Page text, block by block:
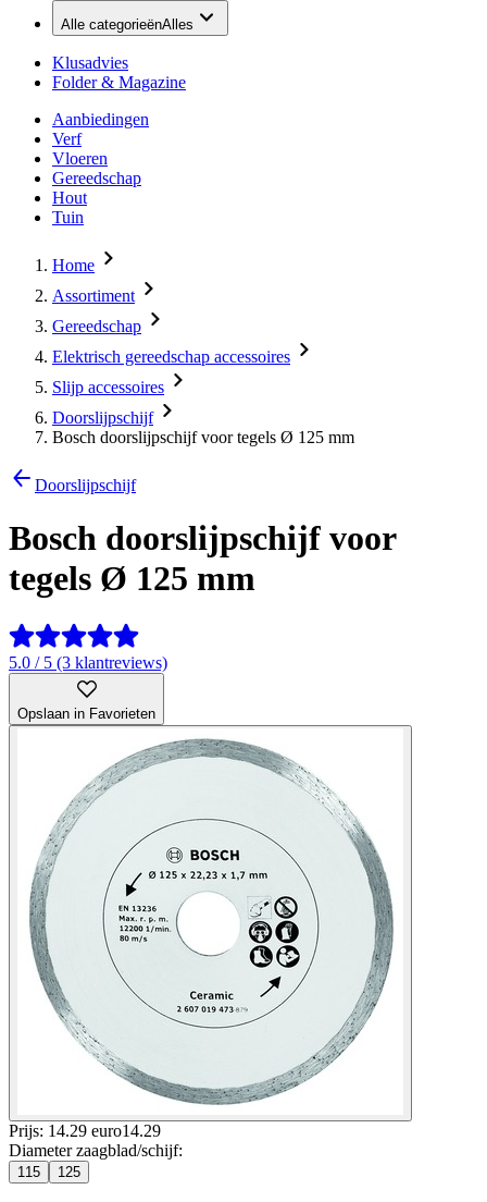
Alle categorieënAlles
Klusadvies
Folder & Magazine
Aanbiedingen
Verf
Vloeren
Gereedschap
Hout
Tuin
Home
Assortiment
Gereedschap
Elektrisch gereedschap accessoires
Slijp accessoires
Doorslijpschijf
Bosch doorslijpschijf voor tegels Ø 125 mm
Doorslijpschijf
Bosch doorslijpschijf voor
tegels Ø 125 mm
5.0 / 5 (3 klantreviews)
Opslaan in Favorieten
Prijs: 14.29 euro14.29
Diameter zaagblad/schijf:
115 125